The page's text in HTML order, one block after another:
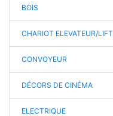
BOIS
CHARIOT ELEVATEUR/LIFT
CONVOYEUR
DÉCORS DE CINÉMA
ELECTRIQUE